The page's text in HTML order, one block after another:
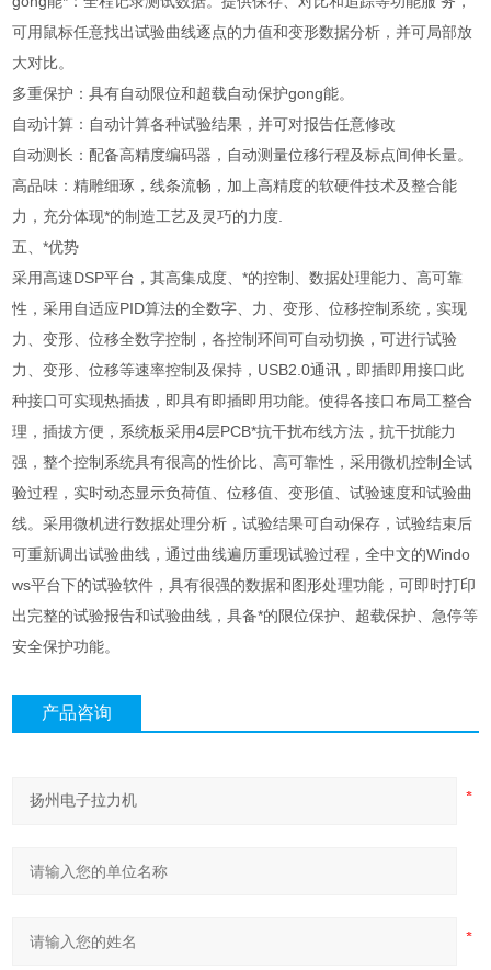
可用鼠标任意找出试验曲线逐点的力值和变形数据分析，并可局部放
大对比。
多重保护：具有自动限位和超载自动保护gong能。
自动计算：自动计算各种试验结果，并可对报告任意修改
自动测长：配备高精度编码器，自动测量位移行程及标点间伸长量。
高品味：精雕细琢，线条流畅，加上高精度的软硬件技术及整合能
力，充分体现*的制造工艺及灵巧的力度.
五、*优势
采用高速DSP平台，其高集成度、*的控制、数据处理能力、高可靠
性，采用自适应PID算法的全数字、力、变形、位移控制系统，实现
力、变形、位移全数字控制，各控制环间可自动切换，可进行试验
力、变形、位移等速率控制及保持，USB2.0通讯，即插即用接口此
种接口可实现热插拔，即具有即插即用功能。使得各接口布局工整合
理，插拔方便，系统板采用4层PCB*抗干扰布线方法，抗干扰能力
强，整个控制系统具有很高的性价比、高可靠性，采用微机控制全试
验过程，实时动态显示负荷值、位移值、变形值、试验速度和试验曲
线。采用微机进行数据处理分析，试验结果可自动保存，试验结束后
可重新调出试验曲线，通过曲线遍历重现试验过程，全中文的Windo
ws平台下的试验软件，具有很强的数据和图形处理功能，可即时打印
出完整的试验报告和试验曲线，具备*的限位保护、超载保护、急停等
安全保护功能。
产品咨询